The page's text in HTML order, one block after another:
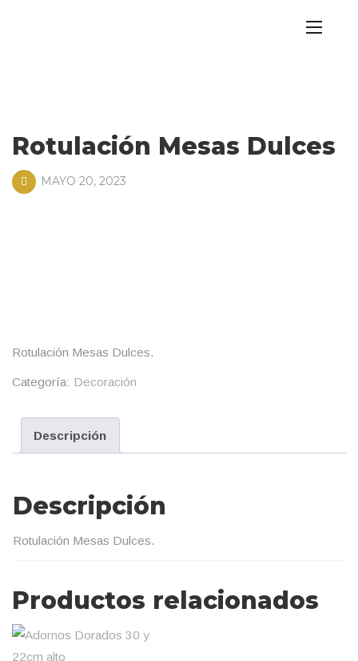
Rotulación Mesas Dulces
MAYO 20, 2023
Rotulación Mesas Dulces.
Categoría: Decoración
Descripción
Descripción
Rotulación Mesas Dulces.
Productos relacionados